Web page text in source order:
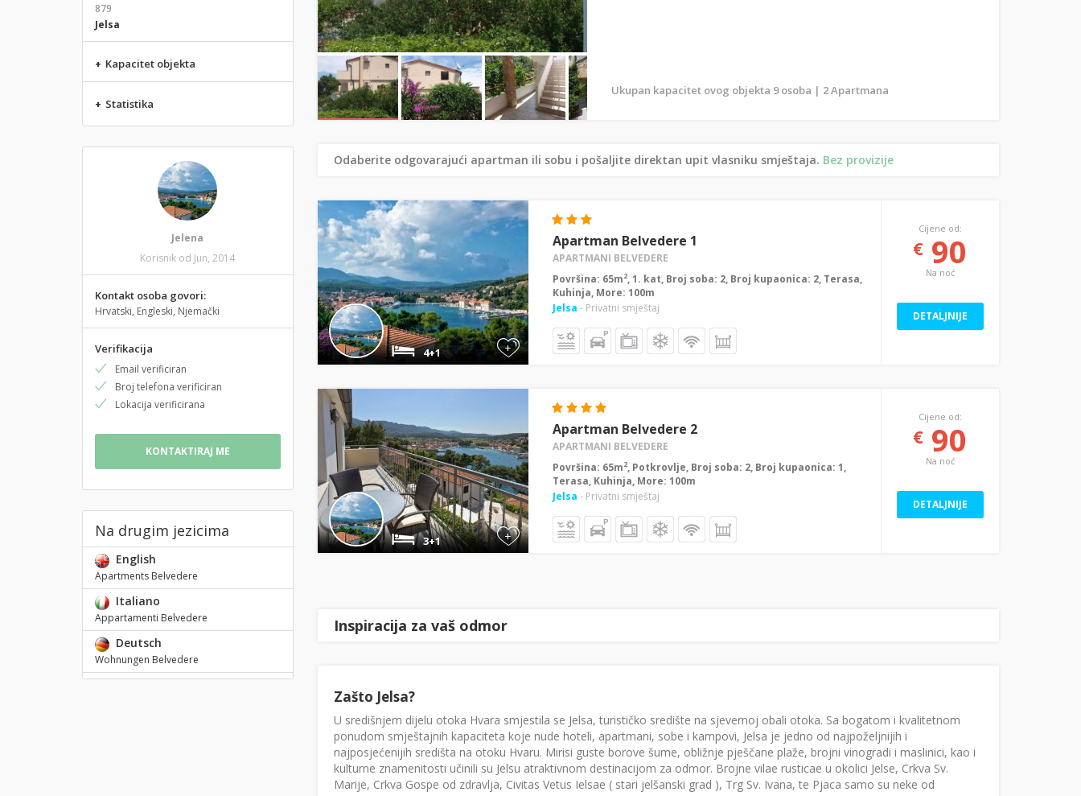
879
Jelsa
+ Kapacitet objekta
+ Statistika
Jelena
Korisnik od Jun, 2014
Kontakt osoba govori:
Hrvatski, Engleski, Njemački
Verifikacija
Email verificiran
Broj telefona verificiran
Lokacija verificirana
KONTAKTIRAJ ME
Na drugim jezicima
English
Apartments Belvedere
Italiano
Appartamenti Belvedere
Deutsch
Wohnungen Belvedere
Ukupan kapacitet ovog objekta 9 osoba | 2 Apartmana
Odaberite odgovarajući apartman ili sobu i pošaljite direktan upit vlasniku smještaja. Bez provizije
+
4+1
Apartman Belvedere 1
APARTMANI BELVEDERE
Površina: 65m2, 1. kat, Broj soba: 2, Broj kupaonica: 2, Terasa,
Kuhinja, More: 100m
Jelsa - Privatni smještaj
Cijene od:
€ 90
Na noć
DETALJNIJE
+
3+1
Apartman Belvedere 2
APARTMANI BELVEDERE
Površina: 65m2, Potkrovlje, Broj soba: 2, Broj kupaonica: 1,
Terasa, Kuhinja, More: 100m
Jelsa - Privatni smještaj
Cijene od:
€ 90
Na noć
DETALJNIJE
Inspiracija za vaš odmor
Zašto Jelsa?
U središnjem dijelu otoka Hvara smjestila se Jelsa, turističko središte na sjevernoj obali otoka. Sa bogatom i kvalitetnom
ponudom smještajnih kapaciteta koje nude hoteli, apartmani, sobe i kampovi, Jelsa je jedno od najpoželjnijih i
najposjećenijih središta na otoku Hvaru. Mirisi guste borove šume, obližnje pješčane plaže, brojni vinogradi i maslinici, kao i
kulturne znamenitosti učinili su Jelsu atraktivnom destinacijom za odmor. Brojne vilae rusticae u okolici Jelse, Crkva Sv.
Marije, Crkva Gospe od zdravlja, Civitas Vetus Ielsae ( stari jelšanski grad ), Trg Sv. Ivana, te Pjaca samo su neke od